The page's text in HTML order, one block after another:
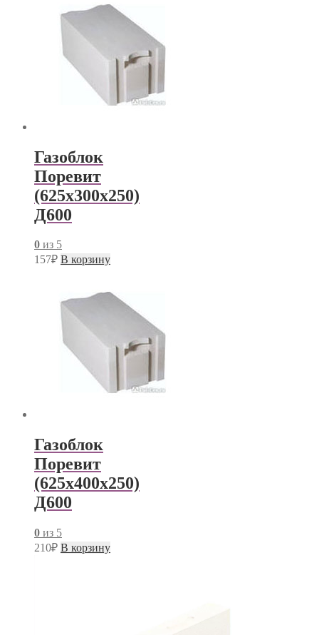
Газоблок
Поревит
(625х300х250)
Д600
0 из 5
157₽ В корзину
Газоблок
Поревит
(625х400х250)
Д600
0 из 5
210₽ В корзину